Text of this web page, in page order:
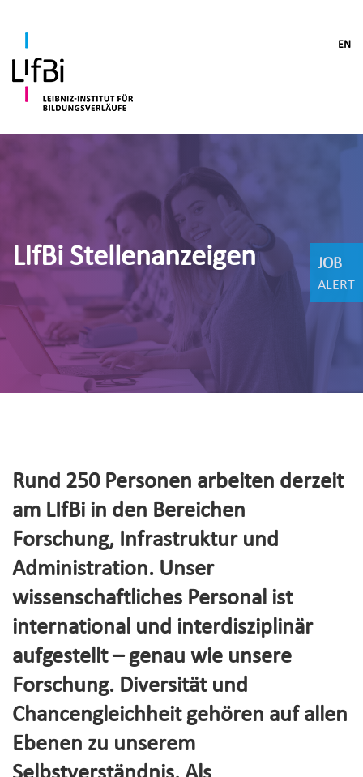
EN
LIfBi Stellenanzeigen
Rund 250 Personen arbeiten derzeit
am LIfBi in den Bereichen
Forschung, Infrastruktur und
Administration. Unser
wissenschaftliches Personal ist
international und interdisziplinär
aufgestellt – genau wie unsere
Forschung. Diversität und
Chancengleichheit gehören auf allen
Ebenen zu unserem
Selbstverständnis. Als
JOB
ALERT